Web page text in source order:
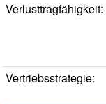
Verlusttragfähigkeit:
Vertriebsstrategie: